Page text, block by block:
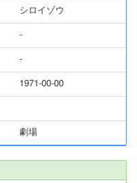
シロイゾウ
-
-
1971-00-00
劇場